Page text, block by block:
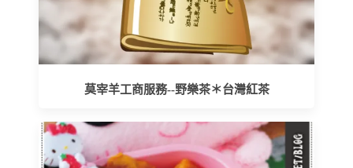
莫宰羊工商服務--野樂茶＊台灣紅茶